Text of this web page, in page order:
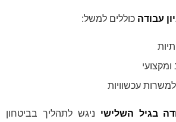
עבודה כוללים למשל:
ומקצועי
עכשוויות
בגיל השלישי ניגש לתהליך בביטחון